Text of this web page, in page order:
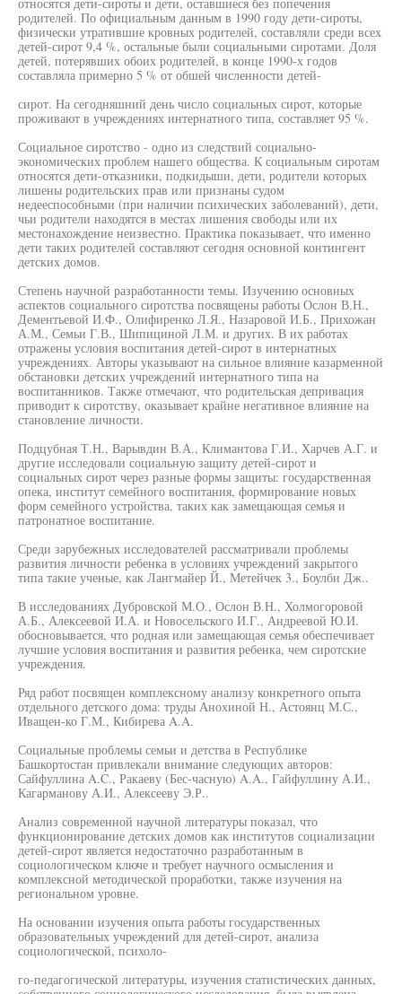
родителей. По официальным данным в 1990 году дети-сироты,
физически утратившие кровных родителей, составляли среди всех
детей-сирот 9,4 %, остальные были социальными сиротами. Доля
детей, потерявших обоих родителей, в конце 1990-х годов
составляла примерно 5 % от обшей численности детей-
сирот. На сегодняшний день число социальных сирот, которые
проживают в учреждениях интернатного типа, составляет 95 %.
Социальное сиротство - одно из следствий социально-
экономических проблем нашего общества. К социальным сиротам
относятся дети-отказники, подкидыши, дети, родители которых
лишены родительских прав или признаны судом
недееспособными (при наличии психических заболеваний), дети,
чьи родители находятся в местах лишения свободы или их
местонахождение неизвестно. Практика показывает, что именно
дети таких родителей составляют сегодня основной контингент
детских домов.
Степень научной разработанности темы. Изучению основных
аспектов социального сиротства посвящены работы Ослон В.Н.,
Дементьевой И.Ф., Олифиренко Л.Я., Назаровой И.Б., Прихожан
А.М., Семьи Г.В., Шипициной Л.М. и других. В их работах
отражены условия воспитания детей-сирот в интернатных
учреждениях. Авторы указывают на сильное влияние казарменной
обстановки детских учреждений интернатного типа на
воспитанников. Также отмечают, что родительская депривация
приводит к сиротству, оказывает крайне негативное влияние на
становление личности.
Подцубная Т.Н., Варывдин В.А., Климантова Г.И., Харчев А.Г. и
другие исследовали социальную защиту детей-сирот и
социальных сирот через разные формы защиты: государственная
опека, институт семейного воспитания, формирование новых
форм семейного устройства, таких как замещающая семья и
патронатное воспитание.
Среди зарубежных исследователей рассматривали проблемы
развития личности ребенка в условиях учреждений закрытого
типа такие ученые, как Лангмайер Й., Метейчек 3., Боулби Дж..
В исследованиях Дубровской М.О., Ослон В.Н., Холмогоровой
А.Б., Алексеевой И.А. и Новосельского И.Г., Андреевой Ю.И.
обосновывается, что родная или замещающая семья обеспечивает
лучшие условия воспитания и развития ребенка, чем сиротские
учреждения.
Ряд работ посвящен комплексному анализу конкретного опыта
отдельного детского дома: труды Анохиной Н., Астоянц М.С.,
Иващен-ко Г.М., Кибирева A.A.
Социальные проблемы семьи и детства в Республике
Башкортостан привлекали внимание следующих авторов:
Сайфуллина A.C., Ракаеву (Бес-часную) A.A., Гайфуллину А.И.,
Кагарманову А.И., Алексееву Э.Р..
Анализ современной научной литературы показал, что
функционирование детских домов как институтов социализации
детей-сирот является недостаточно разработанным в
социологическом ключе и требует научного осмысления и
комплексной методической проработки, также изучения на
региональном уровне.
На основании изучения опыта работы государственных
образовательных учреждений для детей-сирот, анализа
социологической, психоло-
го-педагогической литературы, изучения статистических данных,